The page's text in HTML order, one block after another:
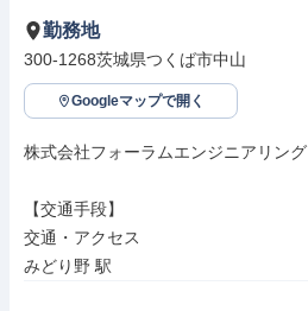
勤務地
300-1268茨城県つくば市中山
Googleマップで開く
株式会社フォーラムエンジニアリング
【交通手段】
交通・アクセス
みどり野 駅